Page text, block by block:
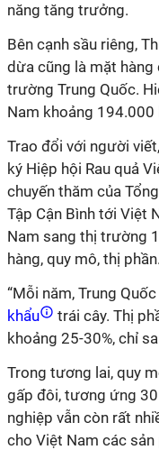
năng tăng trưởng.
Bên cạnh sầu riêng,
dừa cũng là mặt
trường Trung Quốc.
Nam khoảng 194.000
Trao đổi với người
ký Hiệp hội Rau quả
chuyến thăm của
Tập Cận Bình tới Việt
Nam sang thị trường
hàng, quy mô, thị phần.
“Mỗi năm, Trung
khẩu
trái cây. Thị
khoảng 25-30%, chỉ
Trong tương lai, quy
gấp đôi, tương ứng 30
nghiệp vẫn còn rất
cho Việt Nam các